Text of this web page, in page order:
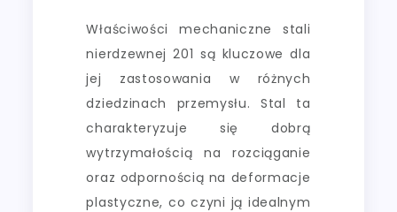
Właściwości mechaniczne stali
nierdzewnej 201 są kluczowe dla
jej zastosowania w różnych
dziedzinach przemysłu. Stal ta
charakteryzuje się dobrą
wytrzymałością na rozciąganie
oraz odpornością na deformacje
plastyczne, co czyni ją idealnym